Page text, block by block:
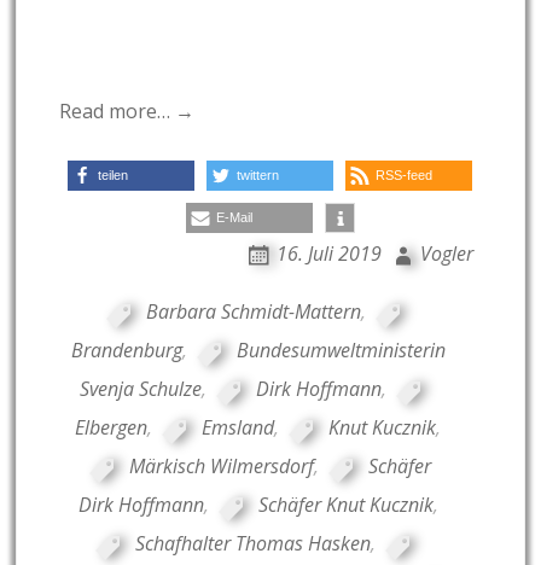
Read more… →
teilen twittern RSS-feed
E-Mail
16. Juli 2019 Vogler
Barbara Schmidt-Mattern,
Brandenburg,
Bundesumweltministerin
Svenja Schulze, Dirk Hoffmann,
Elbergen, Emsland, Knut Kucznik,
Märkisch Wilmersdorf,
Schäfer
Dirk Hoffmann, Schäfer Knut Kucznik,
Schafhalter Thomas Hasken,